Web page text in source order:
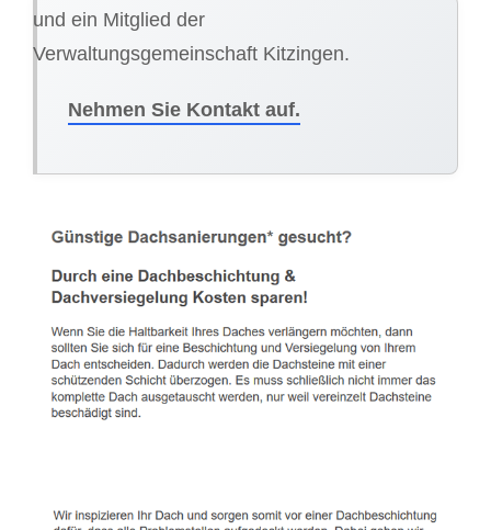
und ein Mitglied der
Verwaltungsgemeinschaft Kitzingen.
Nehmen Sie Kontakt auf.